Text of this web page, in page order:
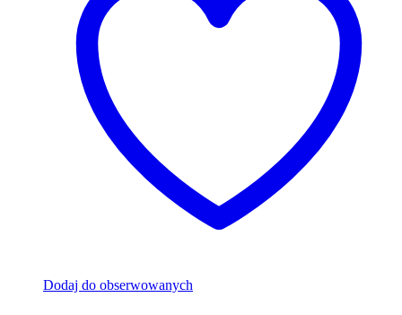
Dodaj do obserwowanych